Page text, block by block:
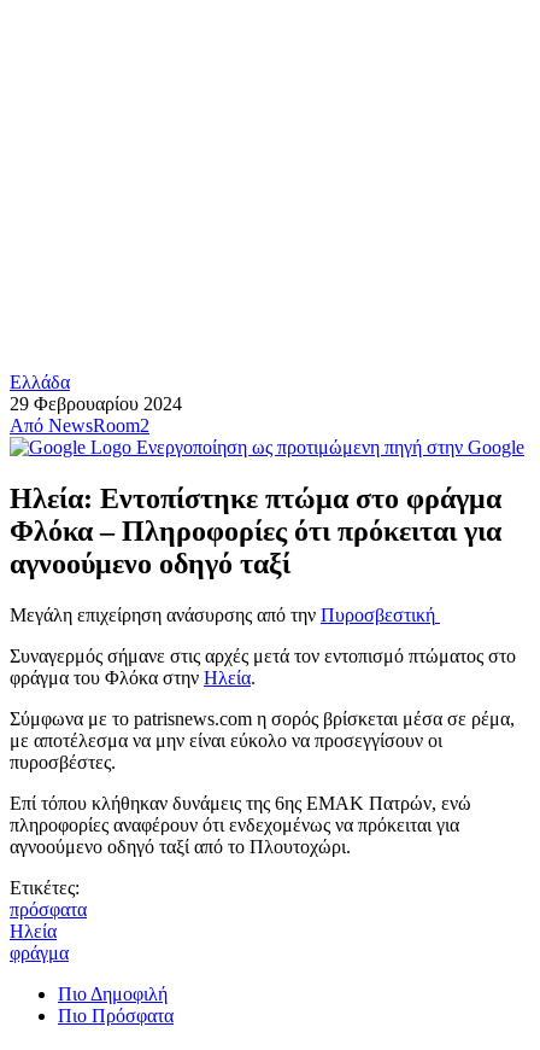
Ελλάδα
29 Φεβρουαρίου 2024
Από NewsRoom2
Ενεργοποίηση ως προτιμώμενη πηγή στην Google
Ηλεία: Εντοπίστηκε πτώμα στο φράγμα
Φλόκα – Πληροφορίες ότι πρόκειται για
αγνοούμενο οδηγό ταξί
Μεγάλη επιχείρηση ανάσυρσης από την Πυροσβεστική
Συναγερμός σήμανε στις αρχές μετά τον εντοπισμό πτώματος στο
φράγμα του Φλόκα στην Ηλεία.
Σύμφωνα με το patrisnews.com η σορός βρίσκεται μέσα σε ρέμα,
με αποτέλεσμα να μην είναι εύκολο να προσεγγίσουν οι
πυροσβέστες.
Επί τόπου κλήθηκαν δυνάμεις της 6ης ΕΜΑΚ Πατρών, ενώ
πληροφορίες αναφέρουν ότι ενδεχομένως να πρόκειται για
αγνοούμενο οδηγό ταξί από το Πλουτοχώρι.
Ετικέτες:
πρόσφατα
Ηλεία
φράγμα
Πιο Δημοφιλή
Πιο Πρόσφατα